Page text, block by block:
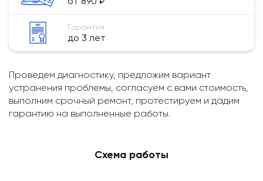
Гарантия
до 3 лет
Проведем диагностику, предложим вариант
устранения проблемы, согласуем с вами стоимость,
выполним срочный ремонт, протестируем и дадим
гарантию на выполненные работы.
Схема работы